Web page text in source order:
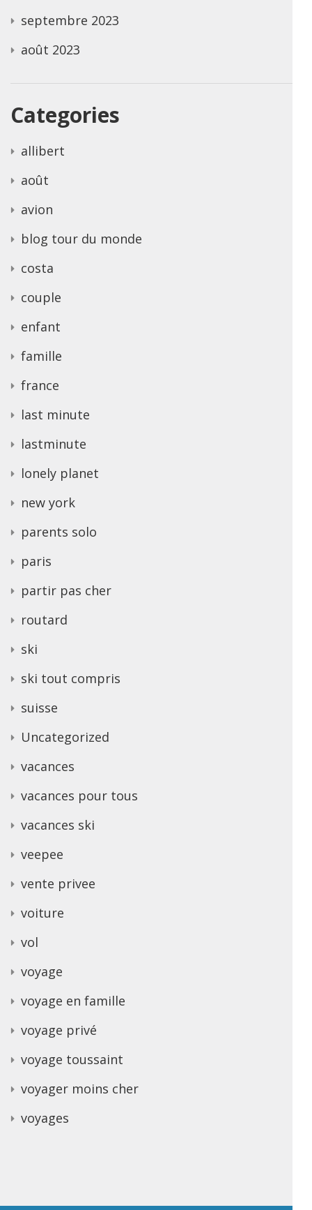
septembre 2023
août 2023
Categories
allibert
août
avion
blog tour du monde
costa
couple
enfant
famille
france
last minute
lastminute
lonely planet
new york
parents solo
paris
partir pas cher
routard
ski
ski tout compris
suisse
Uncategorized
vacances
vacances pour tous
vacances ski
veepee
vente privee
voiture
vol
voyage
voyage en famille
voyage privé
voyage toussaint
voyager moins cher
voyages